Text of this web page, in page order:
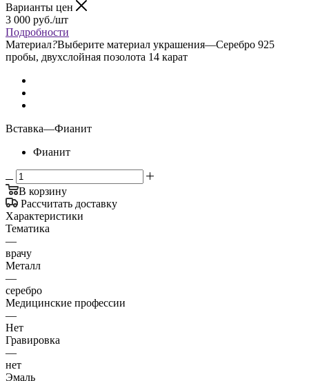
Варианты цен
3 000 руб./шт
Подробности
Материал?Выберите материал украшения—Серебро 925
пробы, двухслойная позолота 14 карат
Вставка—Фианит
Фианит
В корзину
Рассчитать доставку
Характеристики
Тематика
—
врачу
Металл
—
серебро
Медицинские профессии
—
Нет
Гравировка
—
нет
Эмаль